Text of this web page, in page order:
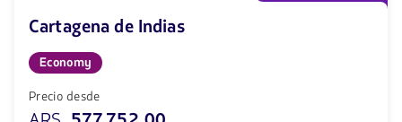
Cartagena de Indias
Economy
Precio desde